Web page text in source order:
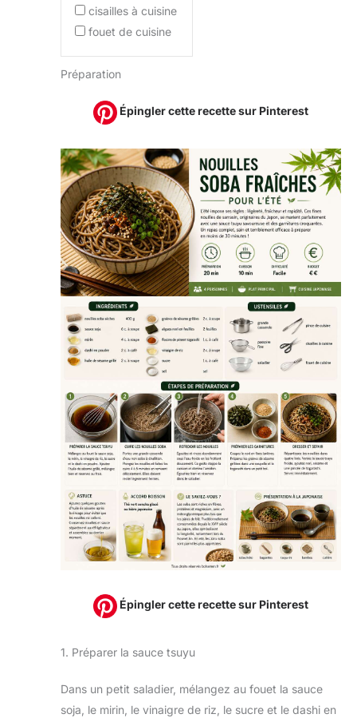
cisailles à cuisine
fouet de cuisine
Préparation
Épingler cette recette sur Pinterest
Épingler cette recette sur Pinterest
1. Préparer la sauce tsuyu
Dans un petit saladier, mélangez au fouet la sauce
soja, le mirin, le vinaigre de riz, le sucre et le dashi en